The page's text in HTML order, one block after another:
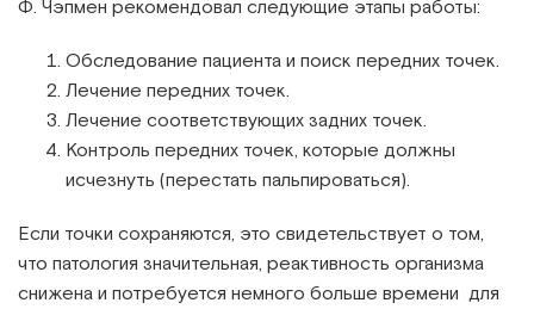
Ф. Чэпмен рекомендовал следующие этапы работы:
Обследование пациента и поиск передних точек.
Лечение передних точек.
Лечение соответствующих задних точек.
Контроль передних точек, которые должны
исчезнуть (перестать пальпироваться).
Если точки сохраняются, это свидетельствует о том,
что патология значительная, реактивность организма
снижена и потребуется немного больше времени для